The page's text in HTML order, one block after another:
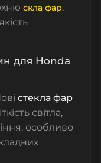
скла фар,
для Honda
стекла фар
світла,
особливо